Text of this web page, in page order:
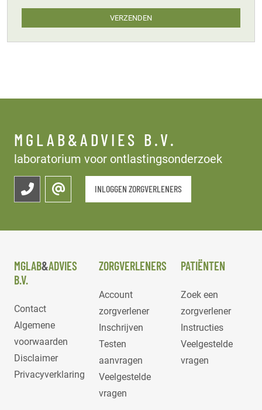
VERZENDEN
MGLAB&ADVIES B.V.
laboratorium voor ontlastingsonderzoek
INLOGGEN ZORGVERLENERS
MGLAB&ADVIES
B.V.
Contact
Algemene
voorwaarden
Disclaimer
Privacyverklaring
ZORGVERLENERS
Account
zorgverlener
Inschrijven
Testen
aanvragen
Veelgestelde
vragen
PATIËNTEN
Zoek een
zorgverlener
Instructies
Veelgestelde
vragen